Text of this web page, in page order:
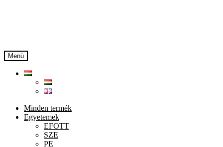
Menü
Minden termék
Egyetemek
EFOTT
SZE
PE